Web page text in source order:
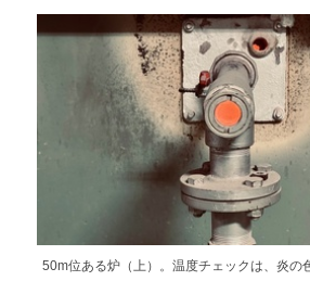
50m位ある炉（上）。温度チェックは、炎の